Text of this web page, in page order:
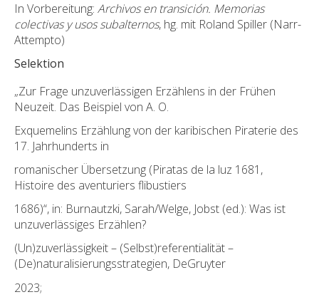
In Vorbereitung: Archivos en transición. Memorias
colectivas y usos subalternos, hg. mit Roland Spiller (Narr-
Attempto)
Selektion
„Zur Frage unzuverlässigen Erzählens in der Frühen
Neuzeit. Das Beispiel von A. O.
Exquemelins Erzählung von der karibischen Piraterie des
17. Jahrhunderts in
romanischer Übersetzung (Piratas de la luz 1681,
Histoire des aventuriers flibustiers
1686)“, in: Burnautzki, Sarah/Welge, Jobst (ed.): Was ist
unzuverlässiges Erzählen?
(Un)zuverlässigkeit – (Selbst)referentialität –
(De)naturalisierungsstrategien, DeGruyter
2023;